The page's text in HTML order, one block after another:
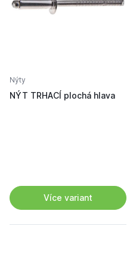
Nýty
NÝT TRHACÍ plochá hlava
Více variant